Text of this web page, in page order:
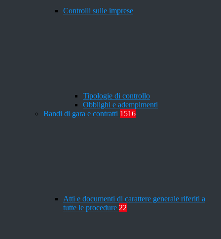
Controlli sulle imprese
Tipologie di controllo
Obblighi e adempimenti
Bandi di gara e contratti 1516
Atti e documenti di carattere generale riferiti a
tutte le procedure 22